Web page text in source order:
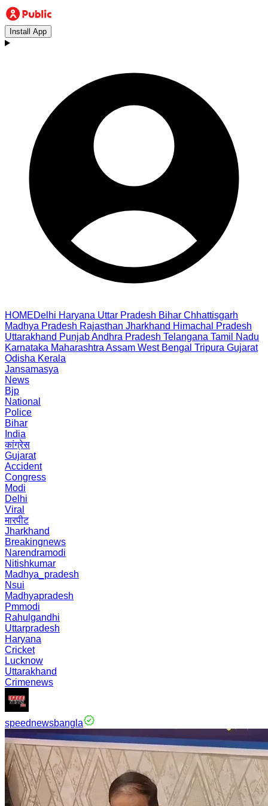
Install App
HOMEDelhi Haryana Uttar Pradesh Bihar Chhattisgarh
Madhya Pradesh Rajasthan Jharkhand Himachal Pradesh
Uttarakhand PunjabAndhra Pradesh Telangana Tamil Nadu
Karnataka Maharashtra Assam West Bengal Tripura Gujarat
Odisha Kerala
Jansamasya
News
Bjp
National
Police
Bihar
India
कांग्रेस
Gujarat
Accident
Congress
Modi
Delhi
Viral
मारपीट
Jharkhand
Breakingnews
Narendramodi
Nitishkumar
Madhya_pradesh
Nsui
Madhyapradesh
Pmmodi
Rahulgandhi
Uttarpradesh
Haryana
Cricket
Lucknow
Uttarakhand
Crimenews
speednewsbangla